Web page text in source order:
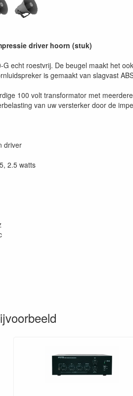
driver hoorn (stuk)
echt roestvrij. De beugel maakt het
is gemaakt van slagvast
100 volt transformator met
van uw versterker door de
driver
2.5 watts